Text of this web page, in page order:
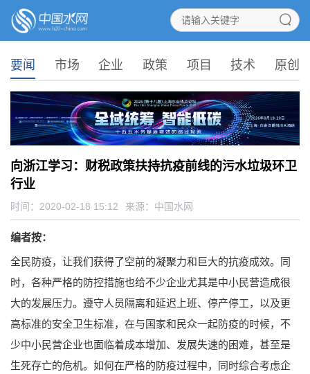
要闻 市场 企业 政策 项目 技术 原创
向浙江学习：财税政策扶持抗疫前线的污水垃圾环卫
行业
时间：2020-02-18 15:12 来源： 中国水网
编者按：
全民防疫，让我们获得了空前的凝聚力和巨大的抗疫成效。同
时，各种严格的防控措施也给不少企业尤其是中小民营造成很
大的发展压力。遵守人员隔离和延迟上班、停产停工，以及更
高标准的安全卫生标准，在与国家和民众一起防疫的时候，不
少中小民营企业也面临着成本增加、发展失速的困难，甚至是
生死存亡的危机。如何在严格的防疫过程中，同时综合考虑企